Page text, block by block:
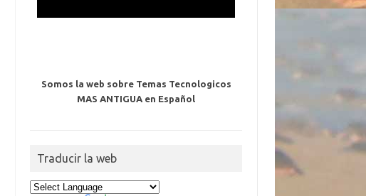
Somos la web sobre Temas Tecnologicos
MAS ANTIGUA en Español
Traducir la web